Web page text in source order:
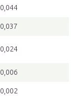
0,044
0,037
0,024
0,006
0,002